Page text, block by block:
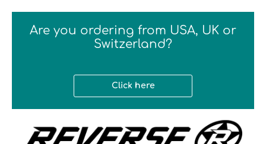
Are you ordering from USA, UK or
Switzerland?
Click here